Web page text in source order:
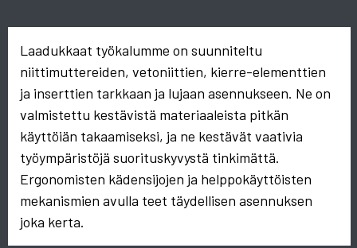
Laadukkaat työkalumme on suunniteltu
niittimuttereiden, vetoniittien, kierre-elementtien
ja inserttien tarkkaan ja lujaan asennukseen. Ne on
valmistettu kestävistä materiaaleista pitkän
käyttöiän takaamiseksi, ja ne kestävät vaativia
työympäristöjä suorituskyvystä tinkimättä.
Ergonomisten kädensijojen ja helppokäyttöisten
mekanismien avulla teet täydellisen asennuksen
joka kerta.